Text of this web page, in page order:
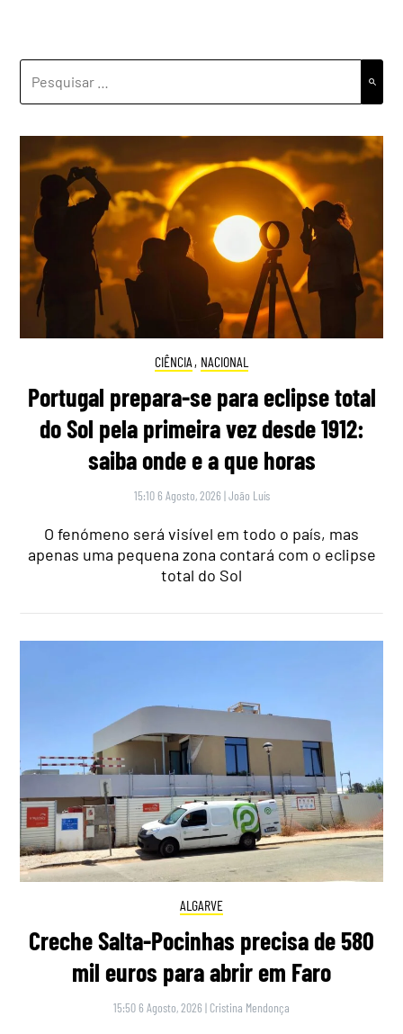
POR:
CIÊNCIA , NACIONAL
Portugal prepara-se para eclipse total
do Sol pela primeira vez desde 1912:
saiba onde e a que horas
15:10 6 Agosto, 2026 |João Luís
O fenómeno será visível em todo o país, mas
apenas uma pequena zona contará com o eclipse
total do Sol
ALGARVE
Creche Salta-Pocinhas precisa de 580
mil euros para abrir em Faro
15:50 6 Agosto, 2026 | Cristina Mendonça